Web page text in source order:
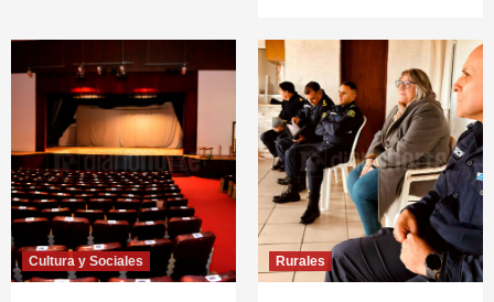
Cultura y Sociales Rurales